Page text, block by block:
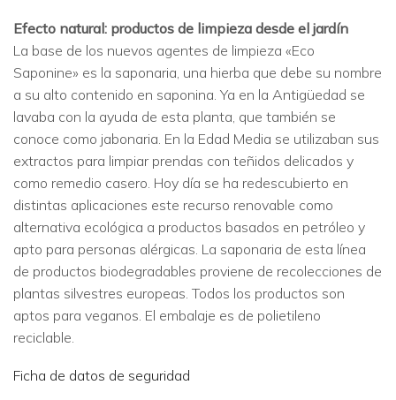
Efecto natural: productos de limpieza desde el jardín
La base de los nuevos agentes de limpieza «Eco
Saponine» es la saponaria, una hierba que debe su nombre
a su alto contenido en saponina. Ya en la Antigüedad se
lavaba con la ayuda de esta planta, que también se
conoce como jabonaria. En la Edad Media se utilizaban sus
extractos para limpiar prendas con teñidos delicados y
como remedio casero. Hoy día se ha redescubierto en
distintas aplicaciones este recurso renovable como
alternativa ecológica a productos basados en petróleo y
apto para personas alérgicas. La saponaria de esta línea
de productos biodegradables proviene de recolecciones de
plantas silvestres europeas. Todos los productos son
aptos para veganos. El embalaje es de polietileno
reciclable.
Ficha de datos de seguridad